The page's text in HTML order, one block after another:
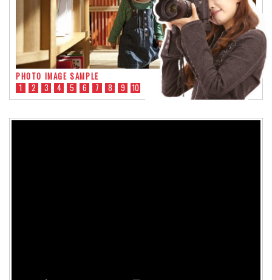
PHOTO IMAGE SAMPLE
1
2 3 4 5 6 7 8 9 10